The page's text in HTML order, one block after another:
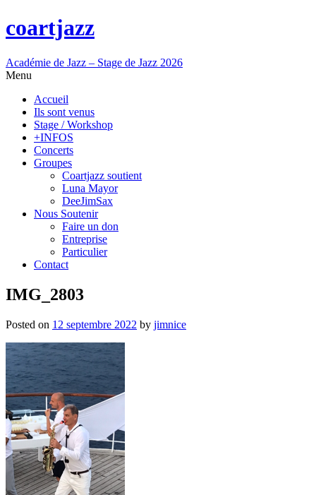
coartjazz
Académie de Jazz – Stage de Jazz 2026
Menu
Accueil
Ils sont venus
Stage / Workshop
+INFOS
Concerts
Groupes
Coartjazz soutient
Luna Mayor
DeeJimSax
Nous Soutenir
Faire un don
Entreprise
Particulier
Contact
IMG_2803
Posted on 12 septembre 2022 by jimnice